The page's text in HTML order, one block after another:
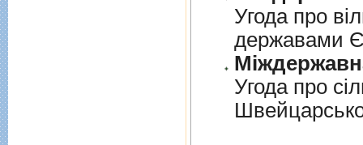
Угода про
державами
Угода про